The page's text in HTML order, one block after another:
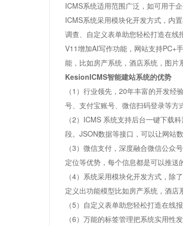
ICMS系统适用范围广泛，如可用于
ICMS系统采用模块化开发方式，内
调查、自定义表单助您轻松打造在线
V11增加AI写作功能，网站支持PC+
能，比如房产系统，酒店系统，图片
KesionICMS智能建站系统的优势
（1）行业领先，20年丰富的开发
号、支付宝账号、微信扫码登录等方
（2）ICMS 系统支持后台一键下载
段。JSON数据等接口，可以让网站
（3）微信支付，深度融合微信公
定位等优势，每个信息都是可以推送
（4）系统采用模块化开发方式，
定义出功能模型比如房产系统，酒店
（5）自定义表单助您轻松打造在线
（6）万能的标签管理把系统实用性